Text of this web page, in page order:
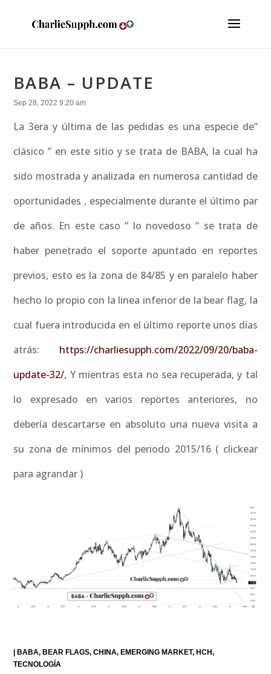
BABA – UPDATE
Sep 28, 2022 9:20 am
La 3era y última de las pedidas es una especie de”
clásico ” en este sitio y se trata de BABA, la cual ha
sido mostrada y analizada en numerosa cantidad de
oportunidades , especialmente durante el último par
de años. En este caso ” lo novedoso ” se trata de
haber penetrado el soporte apuntado en reportes
previos, esto es la zona de 84/85 y en paralelo haber
hecho lo propio con la linea inferior de la bear flag, la
cual fuera introducida en el último reporte unos días
atrás: https://charliesupph.com/2022/09/20/baba-
update-32/, Y mientras esta no sea recuperada, y tal
lo expresado en varios reportes anteriores, no
debería descartarse en absoluto una nueva visita a
su zona de mínimos del periodo 2015/16 ( clickear
para agrandar )
|BABA BEAR FLAGS CHINA EMERGING MARKET HCH
TECNOLOGÍA